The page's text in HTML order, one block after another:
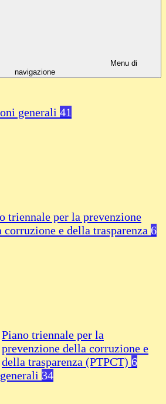
Menu di
navigazione
generali 41
triennale per la prevenzione
corruzione e della trasparenza 6
Piano triennale per la
prevenzione della corruzione e
della trasparenza (PTPCT) 6
34